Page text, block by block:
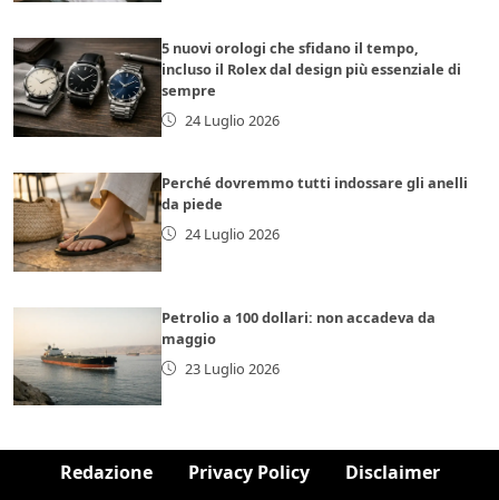
5 nuovi orologi che sfidano il tempo,
incluso il Rolex dal design più essenziale di
sempre
24 Luglio 2026
Perché dovremmo tutti indossare gli anelli
da piede
24 Luglio 2026
Petrolio a 100 dollari: non accadeva da
maggio
23 Luglio 2026
Redazione Privacy Policy Disclaimer